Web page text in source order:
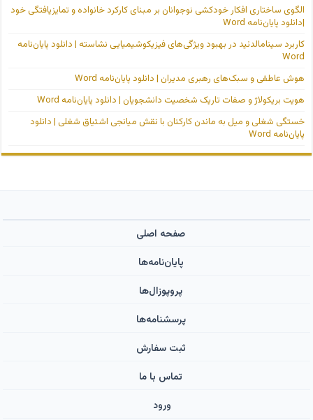
الگوی ساختاری افکار خودکشی نوجوانان بر مبنای کارکرد خانواده و تمایزیافتگی خود
|دانلود پایان‌نامه Word
کاربرد سینامالدئید در بهبود ویژگی‌های فیزیکوشیمیایی نشاسته | دانلود پایان‌نامه
Word
هوش عاطفی و سبک‌های رهبری مدیران | دانلود پایان‌نامه Word
هویت بریکولاژ و صفات تاریک شخصیت دانشجویان | دانلود پایان‌نامه Word
خستگی شغلی و میل به ماندن کارکنان با نقش میانجی اشتیاق شغلی | دانلود
پایان‌نامه Word
صفحه اصلی
پایان‌نامه‌ها
پروپوزال‌ها
پرسشنامه‌ها
ثبت سفارش
تماس با ما
ورود ‌